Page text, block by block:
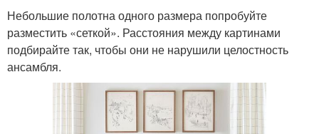
Небольшие полотна одного размера попробуйте
разместить «сеткой». Расстояния между картинами
подбирайте так, чтобы они не нарушили целостность
ансамбля.